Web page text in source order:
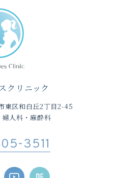
クリニック
東区和白丘2丁目2-45
人科・麻酔科
3511